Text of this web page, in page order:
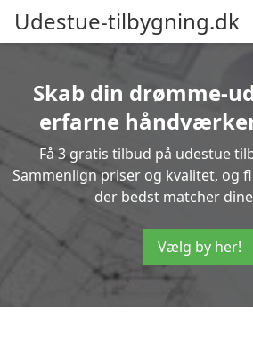
Udestue-tilbygning.dk
Skab din drømme-
erfarne
Få 3 gratis tilbud på udestue
Sammenlign priser og kvalitet, og
der bedst matcher
Vælg by her!